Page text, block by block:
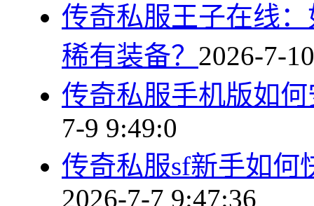
传奇私服王子在线
稀有装备？ 2026-7-
传奇私服手机版如
7-9 9:49:0
传奇私服sf新手如何
2026-7-7 9:47:36